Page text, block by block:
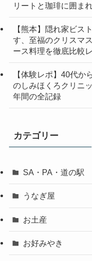
リートと珈琲に囲ま
【熊本】隠れ家ビス
す、至福のクリスマ
ース料理を徹底比較
【体験レポ】40代か
のしみほくろクリニ
年間の全記録
カテゴリー
SA・PA・道の駅
うなぎ屋
お土産
お好みやき